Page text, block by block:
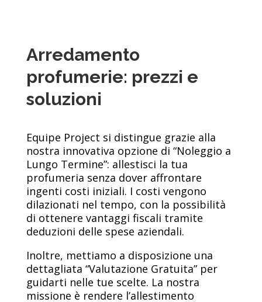
Arredamento
profumerie: prezzi e
soluzioni
Equipe Project si distingue grazie alla
nostra innovativa opzione di “Noleggio a
Lungo Termine”: allestisci la tua
profumeria senza dover affrontare
ingenti costi iniziali. I costi vengono
dilazionati nel tempo, con la possibilità
di ottenere vantaggi fiscali tramite
deduzioni delle spese aziendali.
Inoltre, mettiamo a disposizione una
dettagliata “Valutazione Gratuita” per
guidarti nelle tue scelte. La nostra
missione è rendere l’allestimento